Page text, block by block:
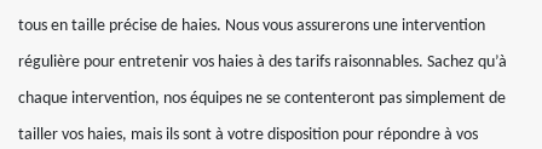
tous en taille précise de haies. Nous vous assurerons une intervention
régulière pour entretenir vos haies à des tarifs raisonnables. Sachez qu’à
chaque intervention, nos équipes ne se contenteront pas simplement de
tailler vos haies, mais ils sont à votre disposition pour répondre à vos